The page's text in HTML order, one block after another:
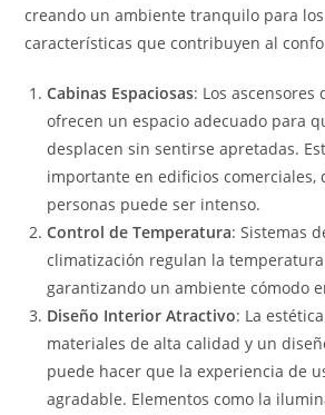
creando un ambiente tranquilo para
características que contribuyen al
Cabinas Espaciosas: Los ascensores
ofrecen un espacio adecuado para
desplacen sin sentirse apretadas.
importante en edificios comerciales,
personas puede ser intenso.
Control de Temperatura: Sistemas
climatización regulan la
garantizando un ambiente cómodo
Diseño Interior Atractivo: La
materiales de alta calidad y un
puede hacer que la experiencia de
agradable. Elementos como la